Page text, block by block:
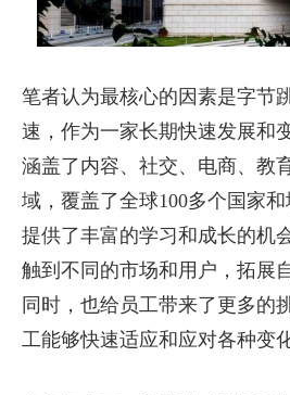
笔者认为最核心的因素是字节
速，作为一家长期快速发展和
涵盖了内容、社交、电商、教
域，覆盖了全球100多个国家
提供了丰富的学习和成长的机
触到不同的市场和用户，拓展
同时，也给员工带来了更多的
工能够快速适应和应对各种变